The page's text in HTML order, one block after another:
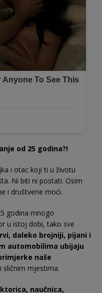
od 25 godina?!
i otac koji ti u životu
Ni biti ni postati. Osim
i društvene moći.
godina mnogo
u istoj dobi, tako sve
daleko brojniji, pijani i
automobilima ubijaju
naše
sličnim mjestima.
naučnica,